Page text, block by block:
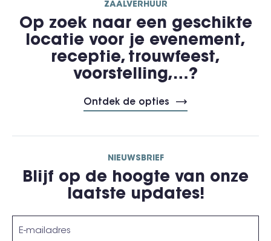
ZAALVERHUUR
Op zoek naar een geschikte
locatie voor je evenement,
receptie, trouwfeest,
voorstelling,…?
Ontdek de opties
NIEUWSBRIEF
Blijf op de hoogte van onze
laatste updates!